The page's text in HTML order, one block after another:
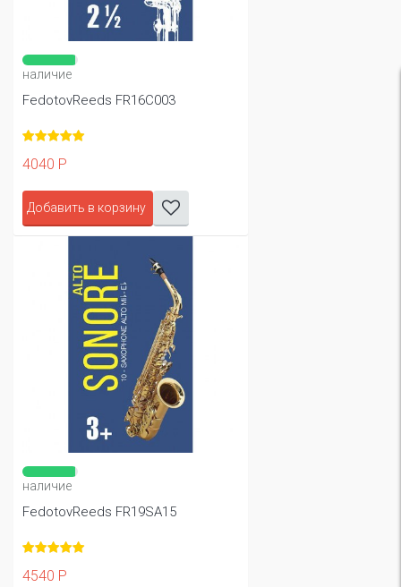
наличие
FedotovReeds FR19SA15
4540 Р
наличие
FedotovReeds FR16C003
4040 Р
Добавить в корзину